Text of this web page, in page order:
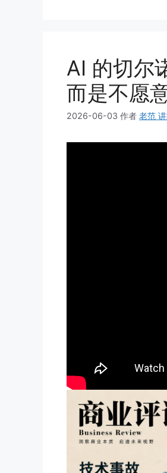
AI 的切尔
而是不愿
2026-06-03 作者 老范